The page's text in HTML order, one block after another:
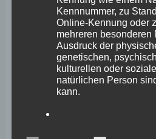
Februar 2026
Januar 2026
Dezember 2025
November 2025
Kennnummer, zu
Online-Kennung oder
mehreren besonderen
Ausdruck der
genetischen,
kulturellen oder
natürlichen Person
kann.